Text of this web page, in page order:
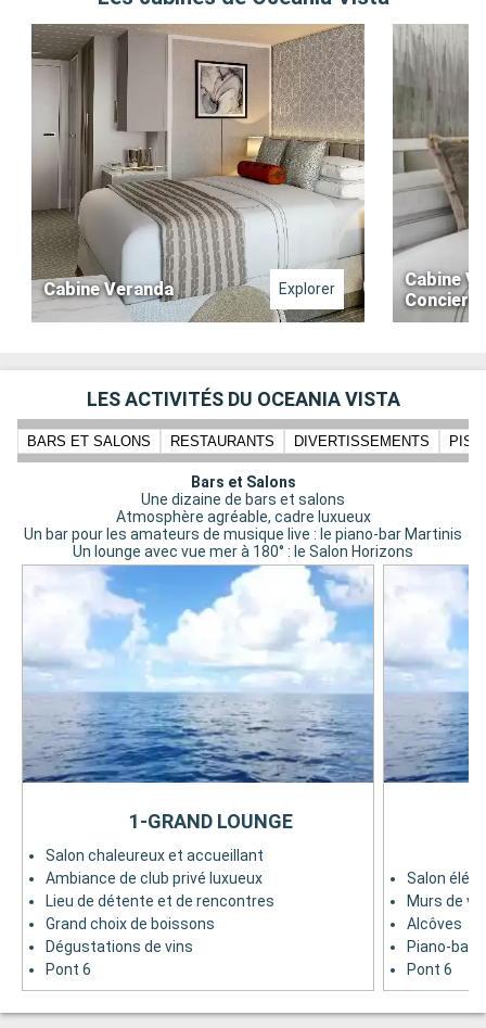
Cabine Veranda Explorer
Cabine
LES ACTIVITÉS DU OCEANIA VISTA
BARS ET SALONS RESTAURANTS DIVERTISSEMENTS
Bars et Salons
Une dizaine de bars et salons
Atmosphère agréable, cadre luxueux
Un bar pour les amateurs de musique live : le piano-bar Martinis
Un lounge avec vue mer à 180° : le Salon Horizons
Salon chaleureux et accueillant
Ambiance de club privé luxueux
Lieu de détente et de rencontres
Grand choix de boissons
Dégustations de vins
Pont 6
1-GRAND LOUNGE
Salon
Murs de
Alcôves
Piano-bar
Pont 6